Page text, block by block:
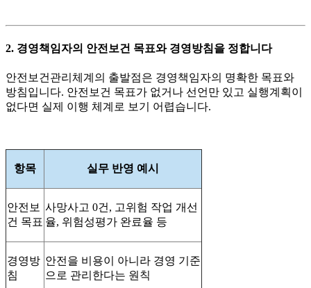
2. 경영책임자의 안전보건 목표와 경영방침을 정합니다
안전보건관리체계의 출발점은 경영책임자의 명확한 목표와
방침입니다. 안전보건 목표가 없거나 선언만 있고 실행계획이
없다면 실제 이행 체계로 보기 어렵습니다.
항목 실무 반영 예시
안전보
건 목표
사망사고 0건, 고위험 작업 개선
율, 위험성평가 완료율 등
경영방
침
안전을 비용이 아니라 경영 기준
으로 관리한다는 원칙